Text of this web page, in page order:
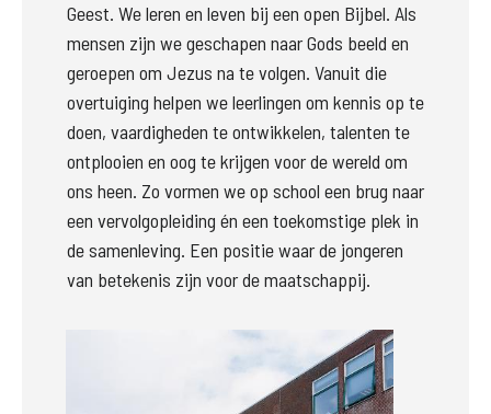
Geest. We leren en leven bij een open Bijbel. Als
mensen zijn we geschapen naar Gods beeld en
geroepen om Jezus na te volgen. Vanuit die
overtuiging helpen we leerlingen om kennis op te
doen, vaardigheden te ontwikkelen, talenten te
ontplooien en oog te krijgen voor de wereld om
ons heen. Zo vormen we op school een brug naar
een vervolgopleiding én een toekomstige plek in
de samenleving. Een positie waar de jongeren
van betekenis zijn voor de maatschappij.